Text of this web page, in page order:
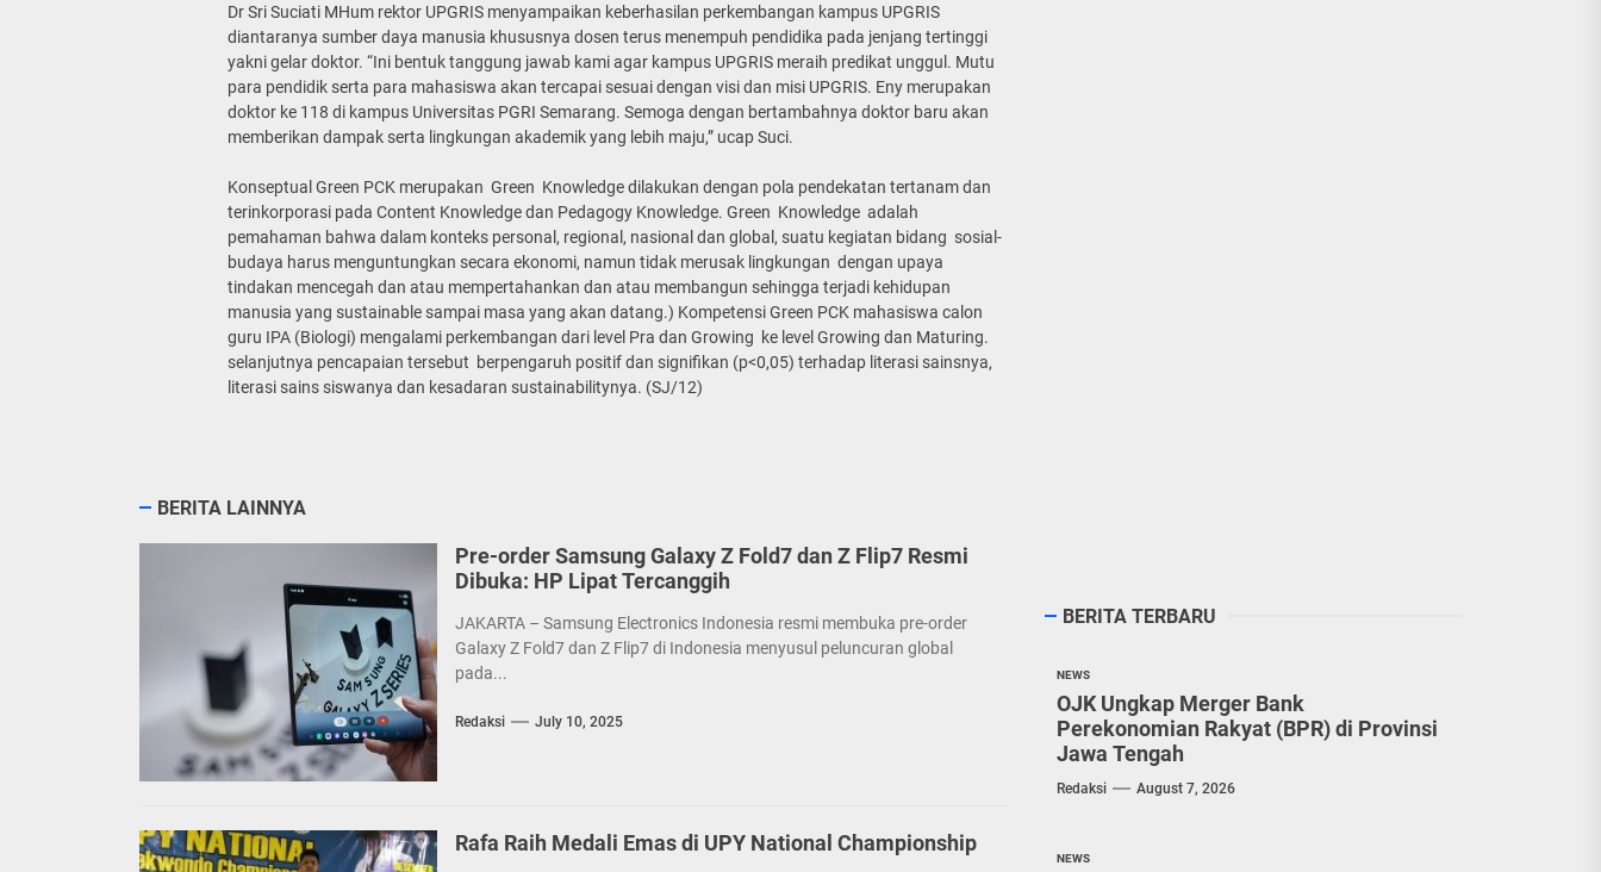
Dr Sri Suciati MHum rektor UPGRIS menyampaikan keberhasilan perkembangan kampus UPGRIS
diantaranya sumber daya manusia khususnya dosen terus menempuh pendidika pada jenjang tertinggi
yakni gelar doktor. “Ini bentuk tanggung jawab kami agar kampus UPGRIS meraih predikat unggul. Mutu
para pendidik serta para mahasiswa akan tercapai sesuai dengan visi dan misi UPGRIS. Eny merupakan
doktor ke 118 di kampus Universitas PGRI Semarang. Semoga dengan bertambahnya doktor baru akan
memberikan dampak serta lingkungan akademik yang lebih maju,” ucap Suci.
Konseptual Green PCK merupakan Green Knowledge dilakukan dengan pola pendekatan tertanam dan
terinkorporasi pada Content Knowledge dan Pedagogy Knowledge. Green Knowledge adalah
pemahaman bahwa dalam konteks personal, regional, nasional dan global, suatu kegiatan bidang sosial-
budaya harus menguntungkan secara ekonomi, namun tidak merusak lingkungan dengan upaya
tindakan mencegah dan atau mempertahankan dan atau membangun sehingga terjadi kehidupan
manusia yang sustainable sampai masa yang akan datang.) Kompetensi Green PCK mahasiswa calon
guru IPA (Biologi) mengalami perkembangan dari level Pra dan Growing ke level Growing dan Maturing.
selanjutnya pencapaian tersebut berpengaruh positif dan signifikan (p<0,05) terhadap literasi sainsnya,
literasi sains siswanya dan kesadaran sustainabilitynya. (SJ/12)
BERITA LAINNYA
Pre-order Samsung Galaxy Z Fold7 dan Z Flip7 Resmi
Dibuka: HP Lipat Tercanggih
JAKARTA – Samsung Electronics Indonesia resmi membuka pre-order
Galaxy Z Fold7 dan Z Flip7 di Indonesia menyusul peluncuran global
pada...
Redaksi July 10, 2025
Rafa Raih Medali Emas di UPY National Championship
BERITA TERBARU
NEWS
OJK Ungkap Merger Bank
Perekonomian Rakyat (BPR) di Provinsi
Jawa Tengah
Redaksi August 7, 2026
NEWS